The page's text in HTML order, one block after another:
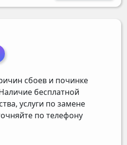
сбоев и починке
бесплатной
услуги по замене
по телефону